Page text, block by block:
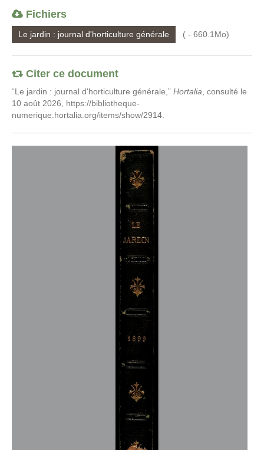
Fichiers
Le jardin : journal d'horticulture générale ( - 660.1Mo)
Citer ce document
“Le jardin : journal d'horticulture générale,” Hortalia , consulté le
10 août 2026, https://bibliotheque-
numerique.hortalia.org/items/show/2914